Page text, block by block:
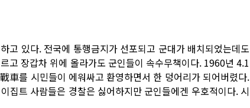
있다. 전국에 통행금지가 선포되고 군대가 배치되었는데도
고 장갑차 위에 올라가도 군인들이 속수무책이다. 1960년 4.1
車를 시민들이 에워싸고 환영하면서 한 덩어리가 되어버렸다.
집트 사람들은 경찰은 싫어하지만 군인들에겐 우호적이다. 시